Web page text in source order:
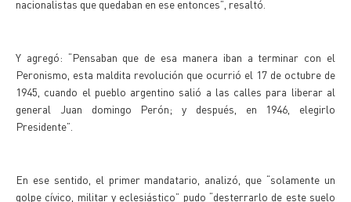
nacionalistas que quedaban en ese entonces”, resaltó.
Y agregó: “Pensaban que de esa manera iban a terminar con el
Peronismo, esta maldita revolución que ocurrió el 17 de octubre de
1945, cuando el pueblo argentino salió a las calles para liberar al
general Juan domingo Perón; y después, en 1946, elegirlo
Presidente”.
En ese sentido, el primer mandatario, analizó, que “solamente un
golpe cívico, militar y eclesiástico” pudo “desterrarlo de este suelo